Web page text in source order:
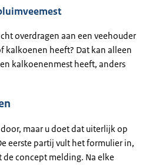
overdragen aan een veehouder
kalkoenen heeft? Dat kan alleen
kalkoenenmest heeft, anders
maar u doet dat uiterlijk op
eerste partij vult het formulier in,
concept melding. Na elke